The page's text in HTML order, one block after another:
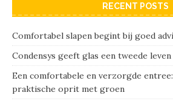
RECENT POSTS
Comfortabel slapen begint bij goed
Condensys geeft glas een tweede leven
Een comfortabele en verzorgde
praktische oprit met groen